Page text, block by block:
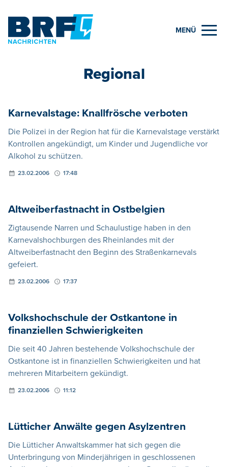
MENÜ
Regional
Karnevalstage: Knallfrösche verboten
Die Polizei in der Region hat für die Karnevalstage verstärkt
Kontrollen angekündigt, um Kinder und Jugendliche vor
Alkohol zu schützen.
23.02.2006 17:48
Altweiberfastnacht in Ostbelgien
Zigtausende Narren und Schaulustige haben in den
Karnevalshochburgen des Rheinlandes mit der
Altweiberfastnacht den Beginn des Straßenkarnevals
gefeiert.
23.02.2006 17:37
Volkshochschule der Ostkantone in
finanziellen Schwierigkeiten
Die seit 40 Jahren bestehende Volkshochschule der
Ostkantone ist in finanziellen Schwierigkeiten und hat
mehreren Mitarbeitern gekündigt.
23.02.2006 11:12
Lütticher Anwälte gegen Asylzentren
Die Lütticher Anwaltskammer hat sich gegen die
Unterbringung von Minderjährigen in geschlossenen